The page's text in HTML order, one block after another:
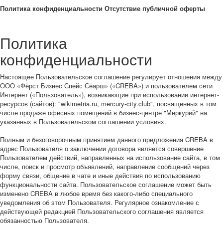
Политика конфиденциальности Отсутствие публичной оферты
Политика
конфиденциальности
Настоящее Пользовательское соглашение регулирует отношения между
ООО «Фёрст Бизнес Спейс Сёарш» («CREBA») и пользователем сети
Интернет («Пользователь»), возникающие при использовании интернет-
ресурсов (сайтов): "wikimetria.ru, mercury-city.club", посвященных в том
числе продаже офисных помещений в бизнес-центре "Меркурий" на
указанных в Пользовательском соглашении условиях.
Полным и безоговорочным принятием данного предложения CREBA в
адрес Пользователя о заключении договора является совершение
Пользователем действий, направленных на использование сайта, в том
числе, поиск и просмотр объявлений, направление сообщений через
форму связи, общение в чате и иные действия по использованию
функциональности сайта. Пользовательское соглашение может быть
изменено CREBA в любое время без какого-либо специального
уведомления об этом Пользователя. Регулярное ознакомление с
действующей редакцией Пользовательского соглашения является
обязанностью Пользователя.